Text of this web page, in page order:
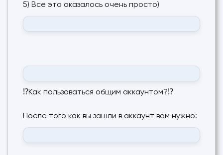
5) Все это оказалось очень просто)
⁉️Как пользоваться общим аккаунтом?⁉️
После того как вы зашли в аккаунт вам нужно: